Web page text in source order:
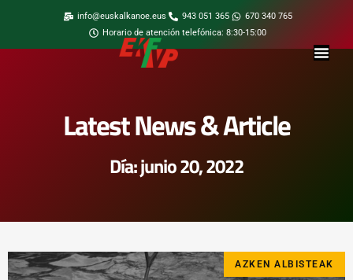
info@euskalkanoe.eus 943 051 365
670 340 765
Horario de atención telefónica: 8:30-15:00
Latest News & Article
Día: junio 20, 2022
AZKEN ALBISTEAK